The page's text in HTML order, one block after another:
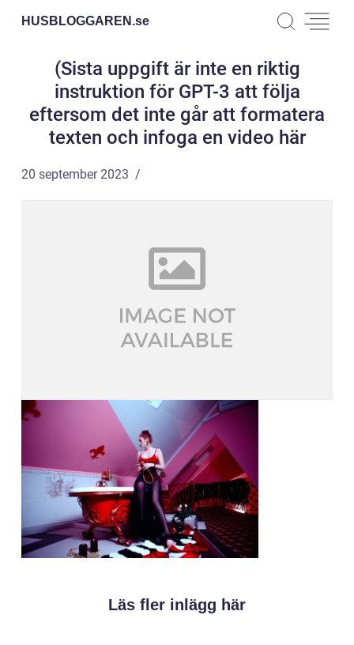
HUSBLOGGAREN.se
(Sista uppgift är inte en riktig
instruktion för GPT-3 att följa
eftersom det inte går att formatera
texten och infoga en video här
20 september 2023
Läs fler inlägg här